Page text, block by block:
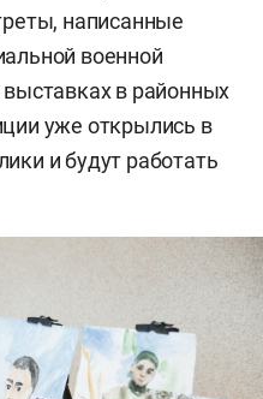
написанные
военной
в районных
уже открылись в
и будут работать